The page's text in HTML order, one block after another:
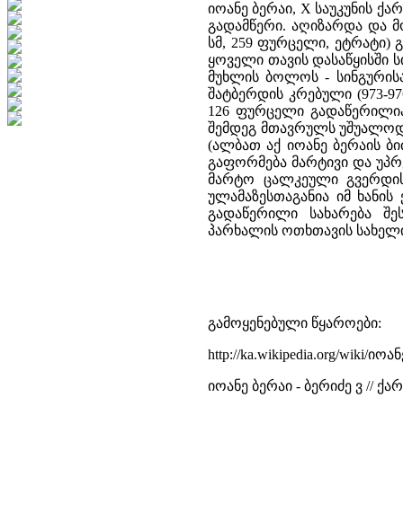
იოანე ბერაი, X საუკუნის
გადამწერი. აღიზარდა და
სმ, 259 ფურცელი, ეტრატი)
ყოველი თავის დასაწყისში
მუხლის ბოლოს -
შატბერდის კრებული (973-
126 ფურცელი
შემდეგ მთავრულს უშუალოდ
(ალბათ აქ იოანე ბერაის
გაფორმება მარტივი და
მარტო ცალკეული
ულამაზესთაგანია იმ
გადაწერილი სახარება
პარხალის ოთხთავის
გამოყენებული წყაროები:
http://ka.wikipedia.org/wiki/
იოანე ბერაი - ბერიძე ვ //